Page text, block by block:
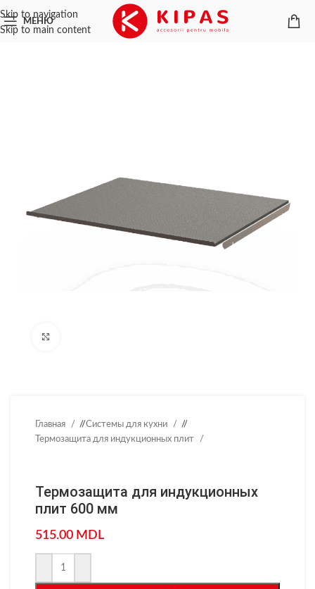
Skip to navigation
Skip to main content
МЕНЮ
Главная / Системы для кухни
/
Термозащита для индукционных плит
Термозащита для индукционных
плит 600 мм
515.00 MDL